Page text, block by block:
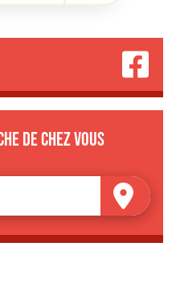
de chez vous